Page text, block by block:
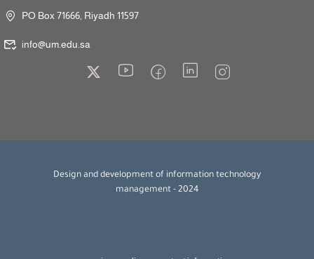
PO Box 71666, Riyadh 11597
info@um.edu.sa
Design and development of information technology
management - 2024